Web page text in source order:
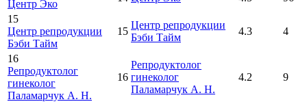
Центр Эко
15
Центр репродукции
Бэби Тайм
15
Центр репродукции
Бэби Тайм
4.3 4
16
Репродуктолог
гинеколог
Паламарчук А. Н.
16
Репродуктолог
гинеколог
Паламарчук А. Н.
4.2 9